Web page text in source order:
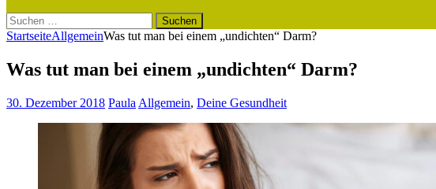
Suchen
nach:
StartseiteAllgemeinWas tut man bei einem „undichten“ Darm?
Was tut man bei einem „undichten“ Darm?
30. Dezember 2018 Paula Allgemein, Deine Gesundheit